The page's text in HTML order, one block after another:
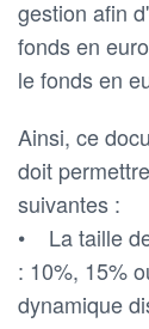
gestion afin
fonds en
le fonds en
Ainsi, ce
doit
suivantes :
• La taille
: 10%, 15%
dynamique